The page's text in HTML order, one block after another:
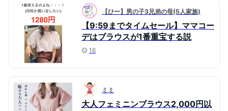
【ひー】男の子3兄弟の母(5人家族)
【9:59までタイムセール】ママコー
デはブラウスが1番重宝する説
16
ミミ
大人フェミニンブラウス2,000円以